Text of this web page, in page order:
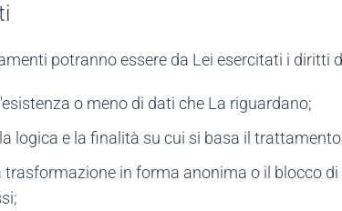
potranno essere da Lei esercitati i diritti
o meno di dati che La riguardano;
logica e la finalità su cui si basa il
trasformazione in forma anonima o il blocco